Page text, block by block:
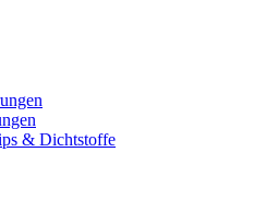
& Dichtstoffe